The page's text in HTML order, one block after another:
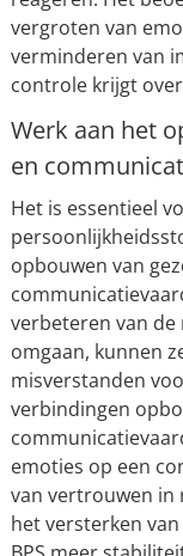
vergroten van
verminderen van
controle krijgt
Werk aan het
en
Het is essentieel
opbouwen van
verbeteren van
omgaan, kunnen
misverstanden
verbindingen
emoties op een
van vertrouwen in
het versterken